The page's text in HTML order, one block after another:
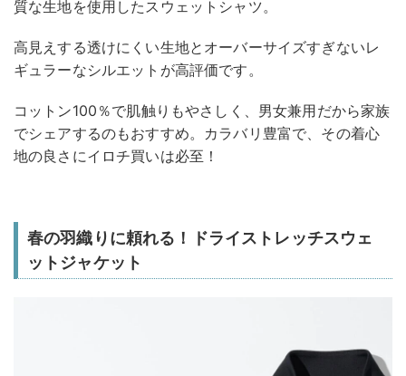
質な生地を使用したスウェットシャツ。
高見えする透けにくい生地とオーバーサイズすぎないレ
ギュラーなシルエットが高評価です。
コットン100％で肌触りもやさしく、男女兼用だから家族
でシェアするのもおすすめ。カラバリ豊富で、その着心
地の良さにイロチ買いは必至！
春の羽織りに頼れる！ドライストレッチスウェ
ットジャケット